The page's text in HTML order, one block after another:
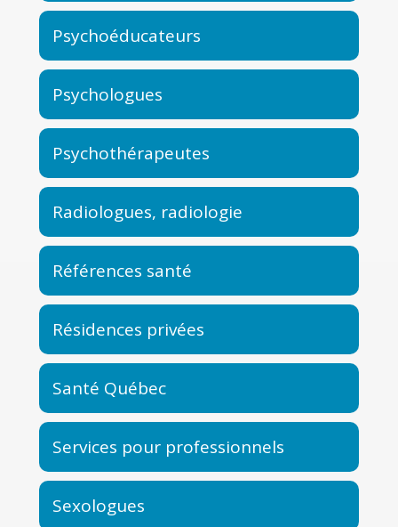
Psychoéducateurs
Psychologues
Psychothérapeutes
Radiologues, radiologie
Références santé
Résidences privées
Santé Québec
Services pour professionnels
Sexologues